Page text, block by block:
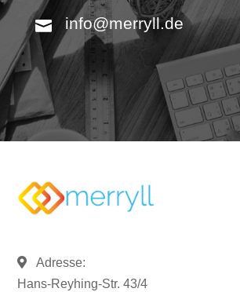
info@merryll.de
Adresse:
Hans-Reyhing-Str. 43/4